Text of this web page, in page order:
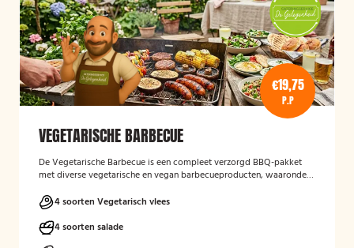
€19,75
P.P
VEGETARISCHE BARBECUE
De Vegetarische Barbecue is een compleet verzorgd BBQ-pakket
met diverse vegetarische en vegan barbecueproducten, waaronder
garnalenalternatief en groenteburger. Het arrangement wordt
aangevuld met verschillende salades, sauzen, vers afgebakken
stokbrood en kruidenboter. De barbecue, borden en het bestek zijn
inbegrepen, en de cateringservice verzorgt zowel de bezorging als
4 soorten Vegetarisch vlees
4 soorten salade